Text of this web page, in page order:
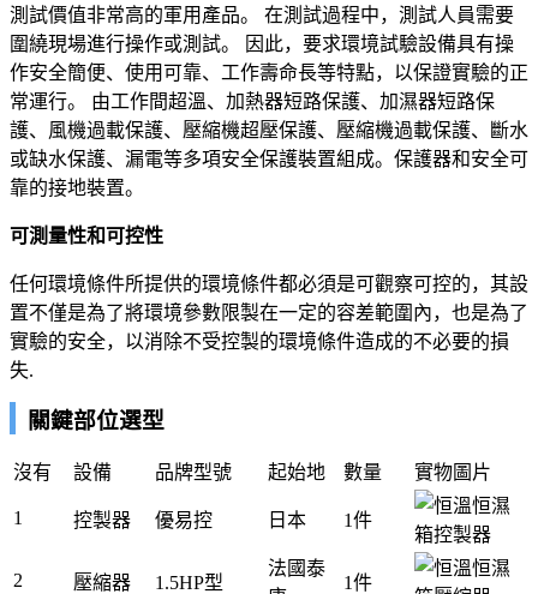
測試價值非常高的軍用產品。 在測試過程中，測試人員需要
圍繞現場進行操作或測試。 因此，要求環境試驗設備具有操
作安全簡便、使用可靠、工作壽命長等特點，以保證實驗的正
常運行。 由工作間超溫、加熱器短路保護、加濕器短路保
護、風機過載保護、壓縮機超壓保護、壓縮機過載保護、斷水
或缺水保護、漏電等多項安全保護裝置組成。保護器和安全可
靠的接地裝置。
可測量性和可控性
任何環境條件所提供的環境條件都必須是可觀察可控的，其設
置不僅是為了將環境參數限製在一定的容差範圍內，也是為了
實驗的安全，以消除不受控製的環境條件造成的不必要的損
失.
關鍵部位選型
沒有 設備 品牌型號 起始地 數量 實物圖片
1 控製器 優易控 日本 1件
2 壓縮器 1.5HP型
法國泰
1件